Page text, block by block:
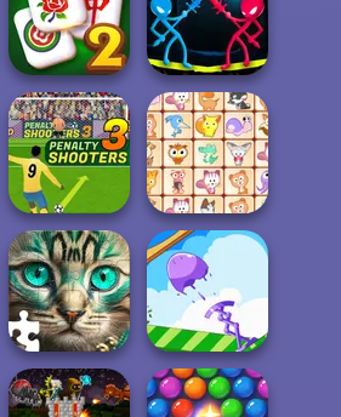
Merge 2048 Gun
Rush
Cooking Chef -
Food Fever
Solitaire
Mahjong Classic
Stick Duel:
Medieval Wars
Penalty Shooters
3
Dream Pet Link